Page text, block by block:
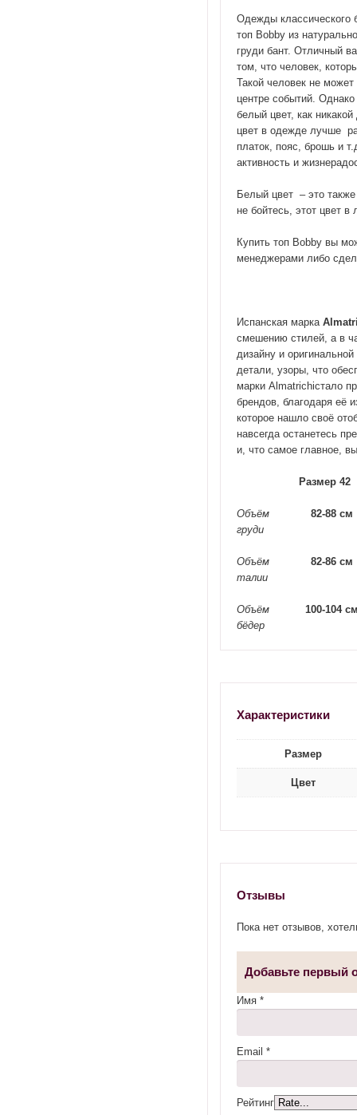
Одежды классического
топ Bobby из
груди бант. Отличный
том, что человек,
Такой человек не
центре событий.
белый цвет, как
цвет в одежде лучше
платок, пояс, брошь и
активность и
Белый цвет – это также
не бойтесь, этот цвет
Купить топ Bobby вы
менеджерами либо
Испанская марка
смешению стилей, а в
дизайну и
детали, узоры, что
марки Almatrichiстало
брендов, благодаря её
которое нашло своё
навсегда останетесь
и, что самое главное,
Размер 42
Объём
груди
82-88 см
Объём
талии
82-86 см
Объём
бёдер
100-104
Характеристики
Размер
Цвет
Отзывы
Пока нет отзывов,
Добавьте первый
Имя *
Email *
Рейтинг